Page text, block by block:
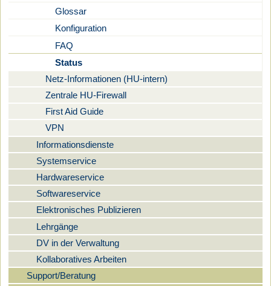
Glossar
Konfiguration
FAQ
Status
Netz-Informationen (HU-intern)
Zentrale HU-Firewall
First Aid Guide
VPN
Informationsdienste
Systemservice
Hardwareservice
Softwareservice
Elektronisches Publizieren
Lehrgänge
DV in der Verwaltung
Kollaboratives Arbeiten
Support/Beratung